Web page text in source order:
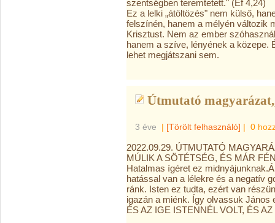
szentségben teremtetett." (Ef 4,24)
Ez a lelki „átöltözés" nem külső,
felszínén, hanem a mélyén változik
Krisztust. Nem az ember
hanem a szíve, lényének a közepe.
lehet megjátszani sem.
Útmutató
3 éve | [Törölt felhasználó] | 0
2022.09.29. ÚTMUTATÓ
MÚLIK A SÖTÉTSÉG, ÉS MÁR
Hatalmas ígéret ez
hatással van a lélekre és a negatív
ránk. Isten ez tudta, ezért van
igazán a miénk. Így olvassuk János
ÉS AZ IGE ISTENNÉL VOLT, ÉS